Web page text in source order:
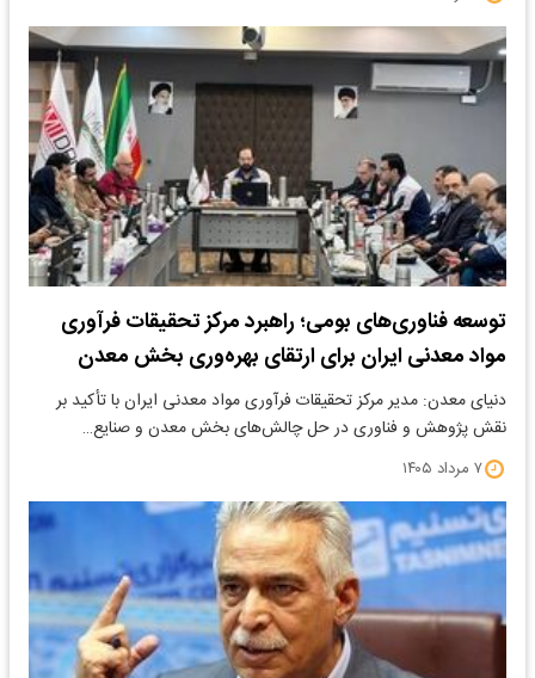
توسعه فناوری‌های بومی؛ راهبرد مرکز تحقیقات فرآوری
مواد معدنی ایران برای ارتقای بهره‌وری بخش معدن
دنیای معدن: مدیر مرکز تحقیقات فرآوری مواد معدنی ایران با تأکید بر
نقش پژوهش و فناوری در حل چالش‌های بخش معدن و صنایع…
۷ مرداد ۱۴۰۵